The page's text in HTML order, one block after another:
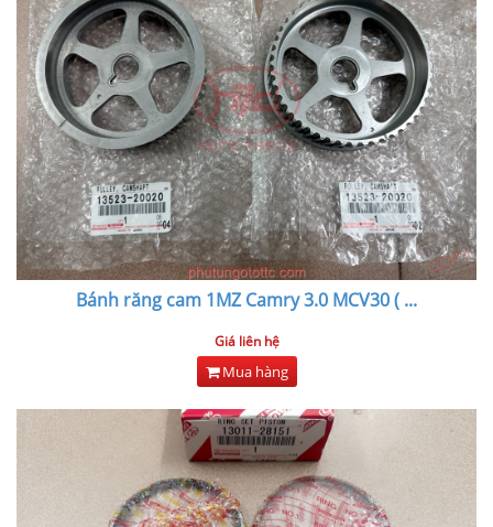
Bánh răng cam 1MZ Camry 3.0 MCV30 ( ...
Giá liên hệ
Mua hàng